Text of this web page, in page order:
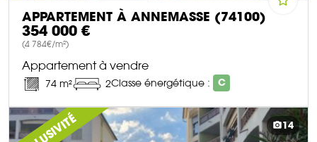
APPARTEMENT À ANNEMASSE (74100)
354 000 €
(4 784€/m²)
Appartement à vendre
74 m² 2Classe énergétique : C
DÉCOUVRIR CE BIEN
14